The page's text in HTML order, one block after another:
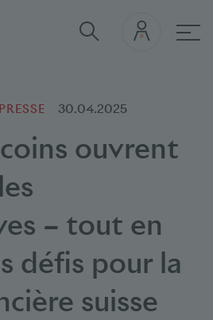
30.04.2025
ouvrent
– tout en
défis pour la
suisse